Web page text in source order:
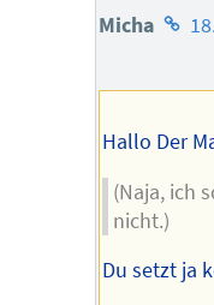
Micha
Hallo Der
(Naja, ich
nicht.)
Du setzt ja